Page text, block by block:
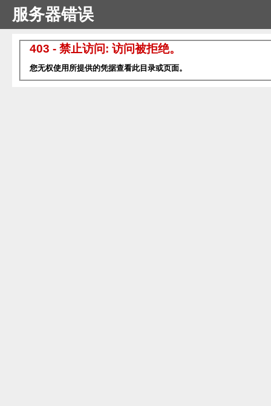
服务器错误
403 - 禁止访问: 访问被拒绝。
您无权使用所提供的凭据查看此目录或页面。